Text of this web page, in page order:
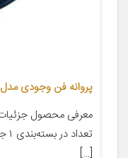
پروانه فن وجودی مدل 4230 مناسب برای رنو ال 90
[…]